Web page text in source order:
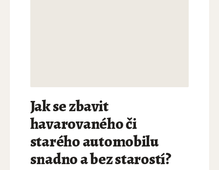
Jak se zbavit
havarovaného či
starého automobilu
snadno a bez starostí?